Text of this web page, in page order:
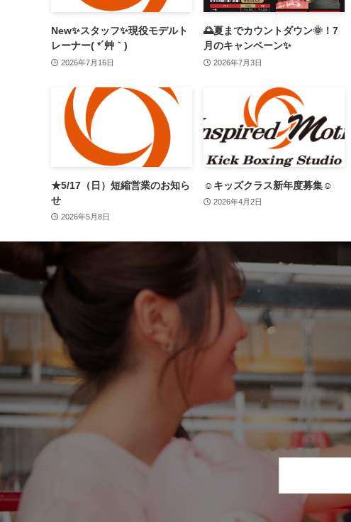
New✨スタッフ✨現役モデルト
レーナー( *´艸｀)
2026年7月16日
🌅夏までカウントダウン🌞！7
月のキャンペーン✨
2026年7月3日
★5/17（日）短縮営業のお知ら
せ
2026年5月8日
☺キッズクラス新年度募集☺
2026年4月2日